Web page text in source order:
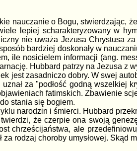
nauczanie o Bogu, stwierdzając,
lepiej scharakteryzowany w
nie uważa Jezusa Chrystusa
bardziej doskonały w
ile nosicielem informacji (ang.
Hubbard patrzy na Jezusa z
jest zasadniczo dobry. W swej
za "podłość godną wszelkiej
fatimskich. Zbawienie
stania się bogiem.
narodzin i śmierci. Hubbard
że czerpie ona swoją
chrześcijaństwa, ale
za rodzaj choroby umysłowej. Skąd